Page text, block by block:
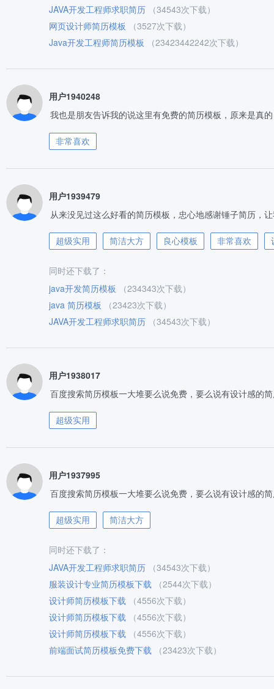
JAVA开发工程师求职简历
（34543次下载）
网页设计师简历模板
（3527次下载）
Java开发工程师简历模板
（23423442242次下载）
用户1940248
我也是朋友告诉我的说这里有免费的简历模板，原来是真
非常喜欢
用户1939479
从来没见过这么好看的简历模板，忠心地感谢锤子简历，
超级实用 简洁大方 良心模板 非常喜欢
同时还下载了：
java开发简历模板
（234343次下载）
java 简历模板
（23423次下载）
JAVA开发工程师求职简历
（34543次下载）
用户1938017
百度搜索简历模板一大堆要么说免费，要么说有设计感的
超级实用
用户1937995
百度搜索简历模板一大堆要么说免费，要么说有设计感的
超级实用 简洁大方
同时还下载了：
JAVA开发工程师求职简历
（34543次下载）
服装设计专业简历模板下载
（2544次下载）
设计师简历模板下载
（4556次下载）
设计师简历模板下载
（4556次下载）
设计师简历模板下载
（4556次下载）
前端面试简历模板免费下载
（23423次下载）